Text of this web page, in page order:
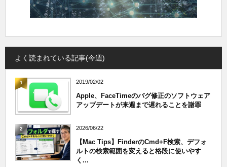
よく読まれている記事(今週)
1 2019/02/02
Apple、FaceTimeのバグ修正のソフトウェア
アップデートが来週まで遅れることを謝罪
2 2026/06/22
【Mac Tips】FinderのCmd+F検索、デフォ
ルトの検索範囲を変えると格段に使いやす
く...